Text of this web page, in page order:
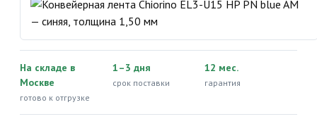
На складе в
Москве
готово к отгрузке
1–3 дня
срок поставки
12 мес.
гарантия